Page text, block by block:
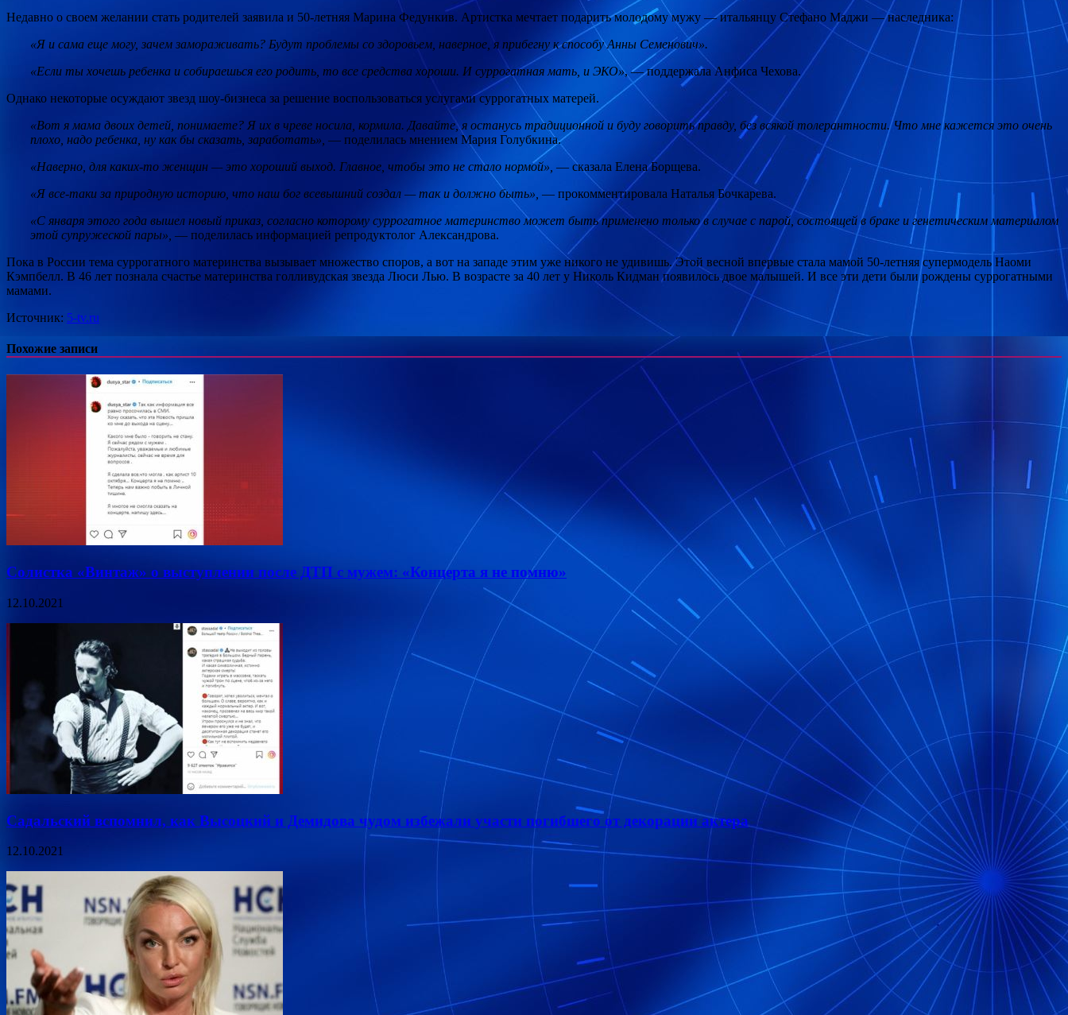
Недавно о своем желании стать родителей заявила и 50-летняя Марина Федункив. Артистка мечтает подарить молодому мужу — итальянцу Стефано Маджи — наследника:
«Я и сама еще могу, зачем замораживать? Будут проблемы со здоровьем, наверное, я прибегну к способу Анны Семенович».
«Если ты хочешь ребенка и собираешься его родить, то все средства хороши. И суррогатная мать, и ЭКО», — поддержала Анфиса Чехова.
Однако некоторые осуждают звезд шоу-бизнеса за решение воспользоваться услугами суррогатных матерей.
«Вот я мама двоих детей, понимаете? Я их в чреве носила, кормила. Давайте, я останусь традиционной и буду говорить правду, без всякой толерантности. Что мне кажется это очень
плохо, надо ребенка, ну как бы сказать, заработать», — поделилась мнением Мария Голубкина.
«Наверно, для каких-то женщин — это хороший выход. Главное, чтобы это не стало нормой», — сказала Елена Борщева.
«Я все-таки за природную историю, что наш бог всевышний создал — так и должно быть», — прокомментировала Наталья Бочкарева.
«С января этого года вышел новый приказ, согласно которому суррогатное материнство может быть применено только в случае с парой, состоящей в браке и генетическим материалом
этой супружеской пары», — поделилась информацией репродуктолог Александрова.
Пока в России тема суррогатного материнства вызывает множество споров, а вот на западе этим уже никого не удивишь. Этой весной впервые стала мамой 50-летняя супермодель Наоми
Кэмпбелл. В 46 лет познала счастье материнства голливудская звезда Люси Лью. В возрасте за 40 лет у Николь Кидман появилось двое малышей. И все эти дети были рождены суррогатными
мамами.
Источник: 5-tv.ru
Похожие записи
Солистка «Винтаж» о выступлении после ДТП с мужем: «Концерта я не помню»
12.10.2021
Садальский вспомнил, как Высоцкий и Демидова чудом избежали участи погибшего от декорации актера
12.10.2021